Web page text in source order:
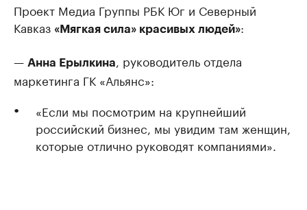
Проект Медиа Группы РБК Юг и Северный
Кавказ «Мягкая сила» красивых людей»:
— Анна Ерылкина
, руководитель отдела
маркетинга ГК «Альянс»:
«Если мы посмотрим на крупнейший
российский бизнес, мы увидим там женщин,
которые отлично руководят компаниями».